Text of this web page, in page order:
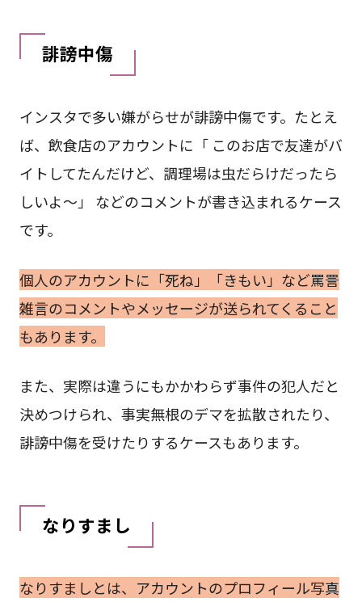
誹謗中傷
インスタで多い嫌がらせが誹謗中傷です。たとえ
ば、飲食店のアカウントに「 このお店で友達がバ
イトしてたんだけど、調理場は虫だらけだったら
しいよ～」 などのコメントが書き込まれるケース
です。
個人のアカウントに「死ね」「きもい」など罵詈
雑言のコメントやメッセージが送られてくること
もあります。
また、実際は違うにもかかわらず事件の犯人だと
決めつけられ、事実無根のデマを拡散されたり、
誹謗中傷を受けたりするケースもあります。
なりすまし
なりすましとは、アカウントのプロフィール写真